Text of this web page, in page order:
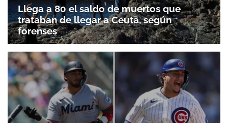
Llega a 80 el saldo de muertos que
trataban de llegar a Ceuta, según
forenses